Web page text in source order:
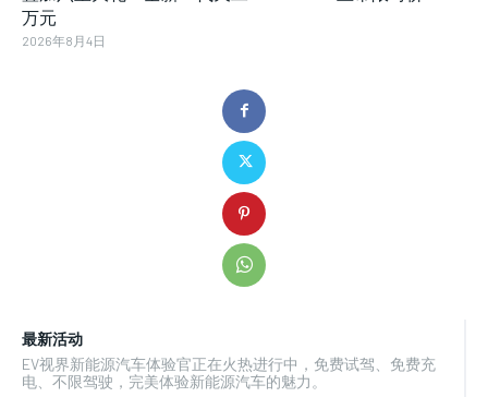
最新活动
EV视界新能源汽车体验官正在火热进行中，免费试驾、免费充
电、不限驾驶，完美体验新能源汽车的魅力。
万元
2026年8月4日